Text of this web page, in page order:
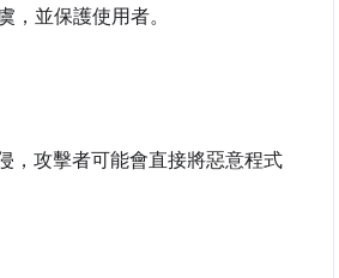
並保護使用者。
，攻擊者可能會直接將惡意程式